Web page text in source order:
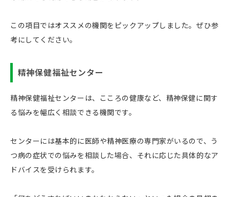
この項目ではオススメの機関をピックアップしました。ぜひ参
考にしてください。
精神保健福祉センター
精神保健福祉センターは、こころの健康など、精神保健に関す
る悩みを幅広く相談できる機関です。
センターには基本的に医師や精神医療の専門家がいるので、う
つ病の症状での悩みを相談した場合、それに応じた具体的なア
ドバイスを受けられます。